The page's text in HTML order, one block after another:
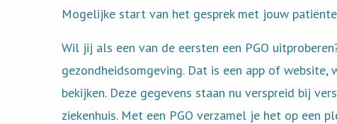
Mogelijke start van het gesprek met jouw
Wil jij als een van de eersten een PGO
gezondheidsomgeving. Dat is een app of website,
bekijken. Deze gegevens staan nu verspreid bij
ziekenhuis. Met een PGO verzamel je het op een